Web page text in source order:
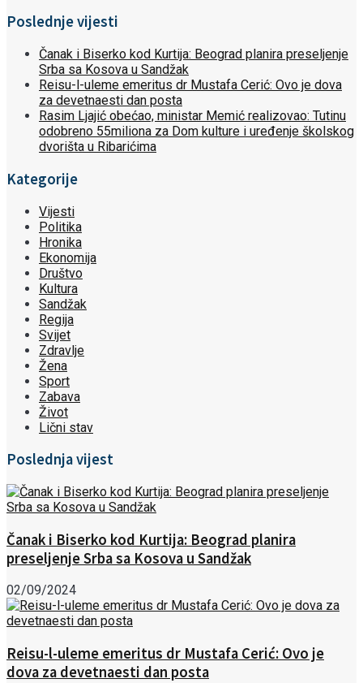
Poslednje vijesti
Čanak i Biserko kod Kurtija: Beograd planira preseljenje
Srba sa Kosova u Sandžak
Reisu-l-uleme emeritus dr Mustafa Cerić: Ovo je dova
za devetnaesti dan posta
Rasim Ljajić obećao, ministar Memić realizovao: Tutinu
odobreno 55miliona za Dom kulture i uređenje školskog
dvorišta u Ribarićima
Kategorije
Vijesti
Politika
Hronika
Ekonomija
Društvo
Kultura
Sandžak
Regija
Svijet
Zdravlje
Žena
Sport
Zabava
Život
Lični stav
Poslednja vijest
Čanak i Biserko kod Kurtija: Beograd planira
preseljenje Srba sa Kosova u Sandžak
02/09/2024
Reisu-l-uleme emeritus dr Mustafa Cerić: Ovo je
dova za devetnaesti dan posta